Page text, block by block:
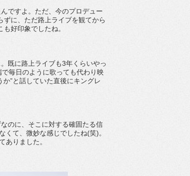
ですよ。ただ、今のプロデュー
ずに、ただ路上ライブを観てから
好印象でしたね。
既に路上ライブも3年くらいやっ
毎日のように歌っても代わり映
”と話していた直後にキングレ
のに、そこに対する確固たる信
くて、微妙な感じでしたね(笑)。
ありました。